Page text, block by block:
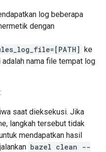
log beberapa
dengan
ke
nama file tempat log
saat dieksekusi. Jika
langkah tersebut tidak
mendapatkan hasil
bazel clean --